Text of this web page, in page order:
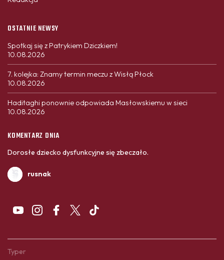
OSTATNIE NEWSY
Spotkaj się z Patrykiem Dziczkiem!
10.08.2026
7. kolejka: Znamy termin meczu z Wisłą Płock
10.08.2026
Haditaghi ponownie odpowiada Masłowskiemu w sieci
10.08.2026
KOMENTARZ DNIA
Dorosłe dziecko dysfunkcyjne się zbeczało.
rusnak
Typer